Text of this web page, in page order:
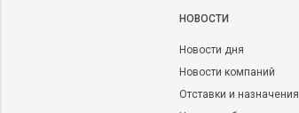
НОВОСТИ
Новости дня
Новости компаний
Отставки и назначения